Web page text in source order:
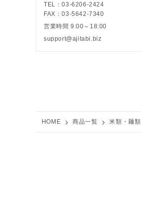
TEL：03-6206-2424
FAX：03-5642-7340
営業時間 9:00～18:00
support@ajitabi.biz
HOME 商品一覧 米類・麺類